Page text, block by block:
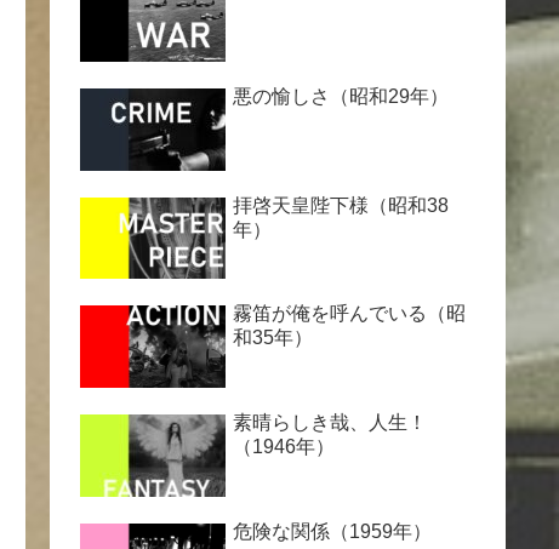
悪の愉しさ（昭和29年）
拝啓天皇陛下様（昭和38
年）
霧笛が俺を呼んでいる（昭
和35年）
素晴らしき哉、人生！
（1946年）
危険な関係（1959年）